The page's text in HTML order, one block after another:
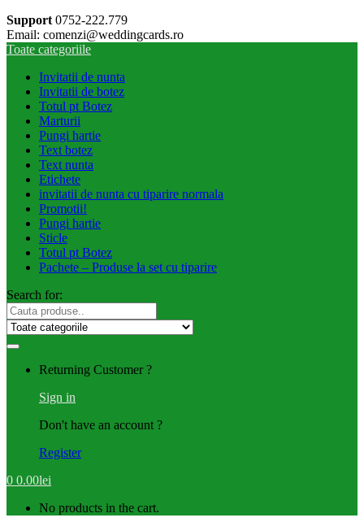
Support 0752-222.779
Email: comenzi@weddingcards.ro
Toate categoriile
Invitatii de nunta
Invitatii de botez
Totul pt Botez
Marturii
Pungi hartie
Text botez
Text nunta
Etichete
invitatii de nunta cu tiparire normala
Promotii!
Pungi hartie
Sticle
Totul pt Botez
Pachete – Produse la set cu tiparire
Search for:
Returning Customer ?
Sign in
Don't have an account ?
Register
0 0.00lei
No products in the cart.